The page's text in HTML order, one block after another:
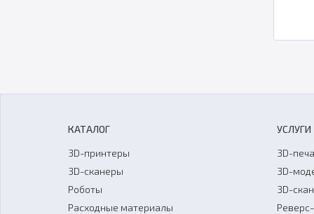
КАТАЛОГ
3D-принтеры
3D-сканеры
Роботы
Расходные материалы
УСЛУГИ
3D-
3D-
3D-